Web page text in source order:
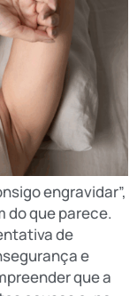
engravidar”,
do que parece.
de
e
que a